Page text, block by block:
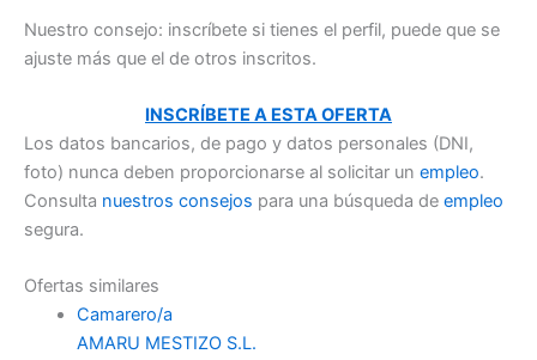
Nuestro consejo: inscríbete si tienes el perfil, puede que se
ajuste más que el de otros inscritos.
INSCRÍBETE A ESTA OFERTA
Los datos bancarios, de pago y datos personales (DNI,
foto) nunca deben proporcionarse al solicitar un empleo.
Consulta nuestros consejos para una búsqueda de empleo
segura.
Ofertas similares
Camarero/a
AMARU MESTIZO S.L.